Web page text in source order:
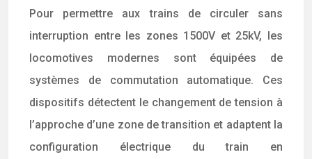
Pour permettre aux trains de circuler sans
interruption entre les zones 1500V et 25kV, les
locomotives modernes sont équipées de
systèmes de commutation automatique. Ces
dispositifs détectent le changement de tension à
l’approche d’une zone de transition et adaptent la
configuration électrique du train en